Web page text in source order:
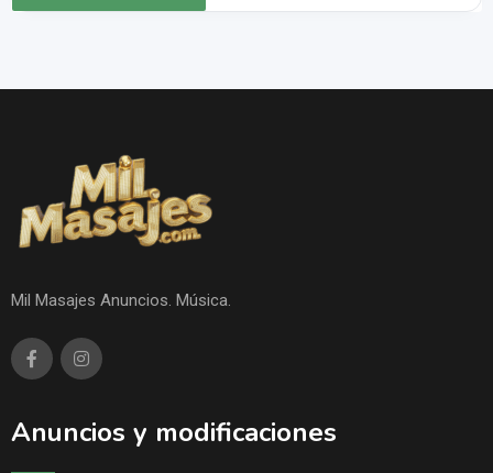
Mil Masajes Anuncios. Música.
Anuncios y modificaciones